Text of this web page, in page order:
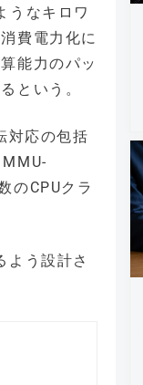
うなキロワ
費電力化に
能力のパッ
という。
対応の包括
のCPUクラ
よう設計さ